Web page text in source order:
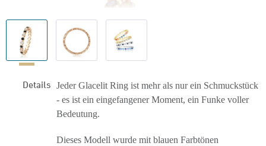
Details Jeder Glacelit Ring ist mehr als nur ein Schmuckstück
- es ist ein eingefangener Moment, ein Funke voller
Bedeutung.
Dieses Modell wurde mit blauen Farbtönen